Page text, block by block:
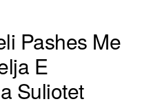
Pashes Me
E
Suliotet